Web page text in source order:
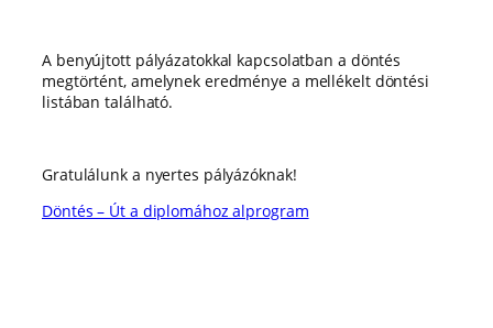
A benyújtott pályázatokkal kapcsolatban a döntés
megtörtént, amelynek eredménye a mellékelt döntési
listában található.
Gratulálunk a nyertes pályázóknak!
Döntés – Út a diplomához alprogram